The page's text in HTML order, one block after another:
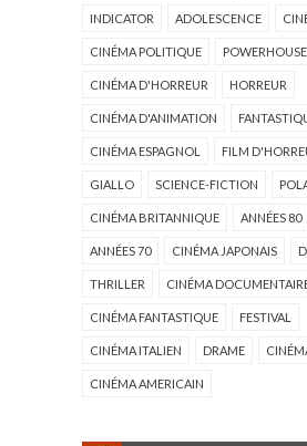
INDICATOR ADOLESCENCE
CINÉMA POLITIQUE POWERHOUSE
CINÉMA D'HORREUR HORREUR
CINÉMA D'ANIMATION
CINÉMA ESPAGNOL FILM
GIALLO SCIENCE-FICTION
CINÉMA BRITANNIQUE ANNÉES 80
ANNÉES 70 CINÉMA JAPONAIS
THRILLER CINÉMA
CINÉMA FANTASTIQUE FESTIVAL
CINÉMA ITALIEN DRAME
CINÉMA AMERICAIN